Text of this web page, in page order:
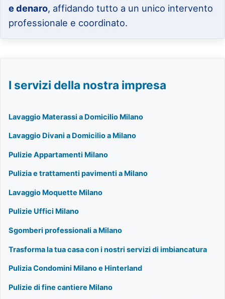
e denaro, affidando tutto a un unico intervento
professionale e coordinato.
I servizi della nostra impresa
Lavaggio Materassi a Domicilio Milano
Lavaggio Divani a Domicilio a Milano
Pulizie Appartamenti Milano
Pulizia e trattamenti pavimenti a Milano
Lavaggio Moquette Milano
Pulizie Uffici Milano
Sgomberi professionali a Milano
Trasforma la tua casa con i nostri servizi di imbiancatura
Pulizia Condomini Milano e Hinterland
Pulizie di fine cantiere Milano